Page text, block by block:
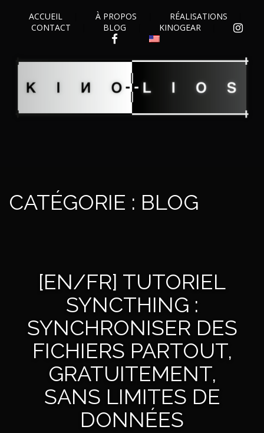
ACCUEIL À PROPOS
RÉALISATIONS
CONTACT
BLOG
KINOGEAR
INSTAGRAMFACEBOOK
CATÉGORIE : BLOG
[EN/FR] TUTORIEL
SYNCTHING :
SYNCHRONISER DES
FICHIERS PARTOUT,
GRATUITEMENT,
SANS LIMITES DE
DONNÉES